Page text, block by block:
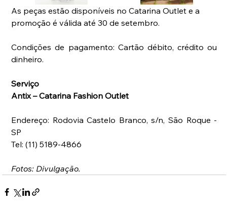
As peças estão disponíveis no Catarina Outlet e a
promoção é válida até 30 de setembro.
Condições de pagamento: Cartão débito, crédito ou
dinheiro.
Serviço
Antix – Catarina Fashion Outlet
Endereço: Rodovia Castelo Branco, s/n, São Roque -
SP
Tel: (11) 5189-4866
Fotos: Divulgação.